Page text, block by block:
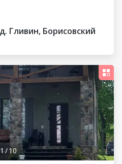
Гливин, Борисовский
1/10